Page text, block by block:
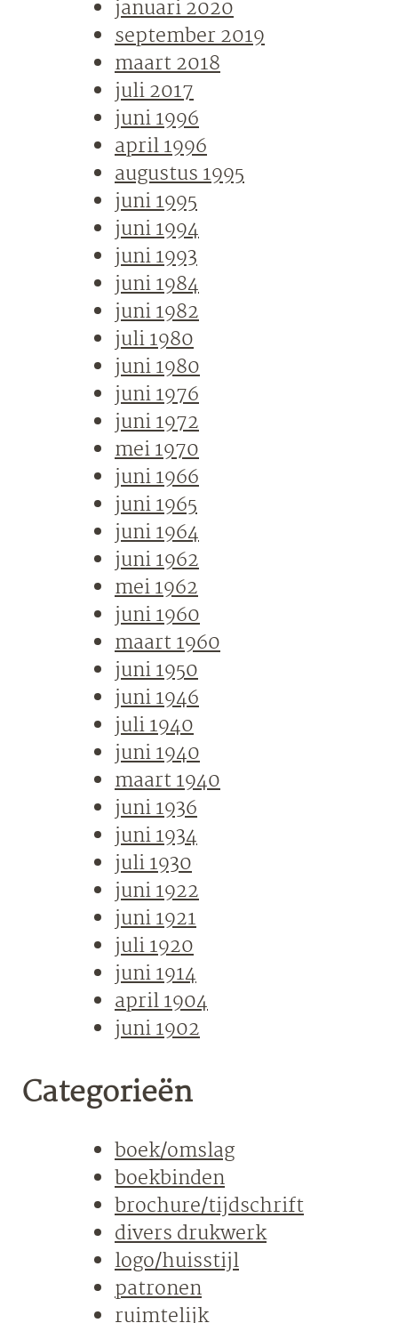
januari 2020
september 2019
maart 2018
juli 2017
juni 1996
april 1996
augustus 1995
juni 1995
juni 1994
juni 1993
juni 1984
juni 1982
juli 1980
juni 1980
juni 1976
juni 1972
mei 1970
juni 1966
juni 1965
juni 1964
juni 1962
mei 1962
juni 1960
maart 1960
juni 1950
juni 1946
juli 1940
juni 1940
maart 1940
juni 1936
juni 1934
juli 1930
juni 1922
juni 1921
juli 1920
juni 1914
april 1904
juni 1902
Categorieën
boek/omslag
boekbinden
brochure/tijdschrift
divers drukwerk
logo/huisstijl
patronen